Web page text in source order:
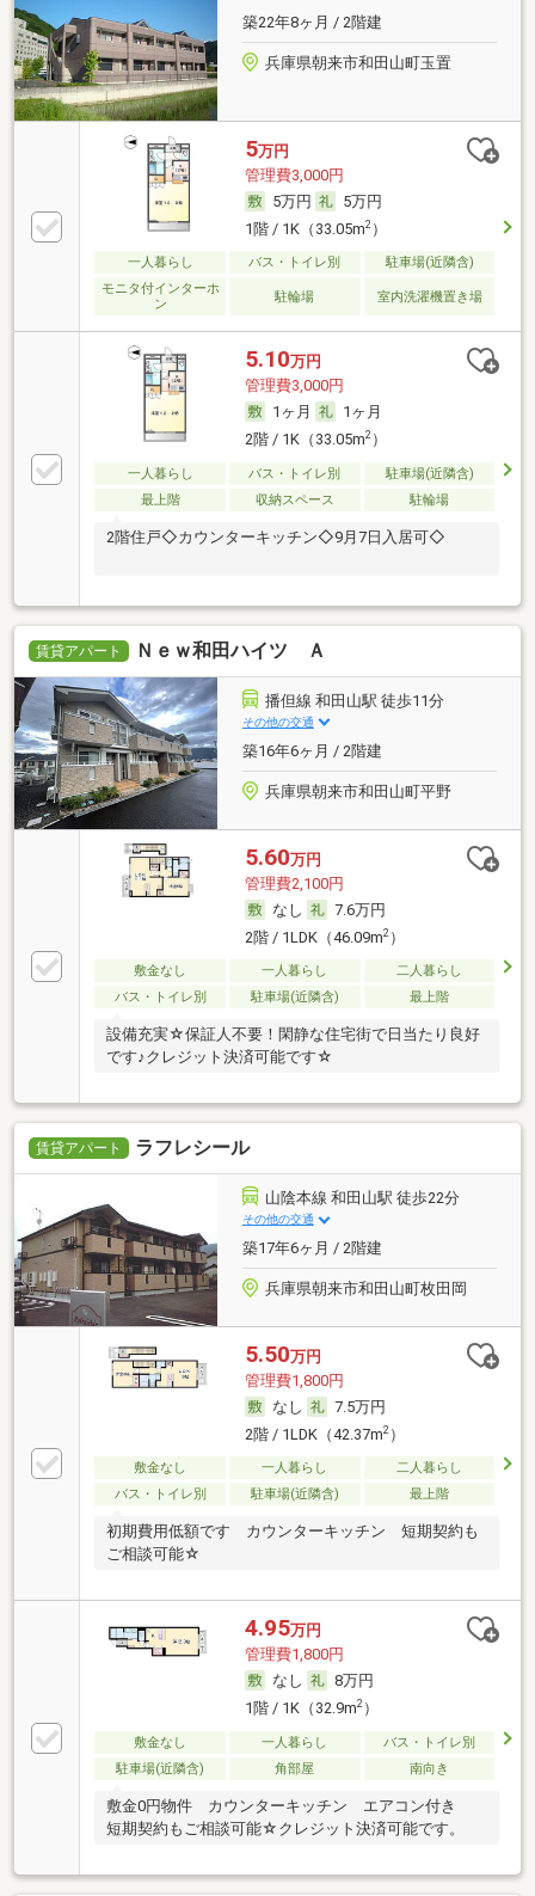
築22年8ヶ月 / 2階建
兵庫県朝来市和田山町玉置
5万円
管理費3,000円
5万円
5万円
1階 / 1K（33.05m2）
一人暮らし バス・トイレ別
駐車場(近隣含)
モニタ付インターホ
ン
駐輪場 室内洗濯機置き場
5.10万円
管理費3,000円
1ヶ月
1ヶ月
2階 / 1K（33.05m2）
一人暮らし バス・トイレ別
駐車場(近隣含)
最上階
収納スペース 駐輪場
2階住戸◇カウンターキッチン◇9月7日入居可◇
賃貸アパート Ｎｅｗ和田ハイツ Ａ
播但線 和田山駅 徒歩11分
その他の交通
築16年6ヶ月 / 2階建
兵庫県朝来市和田山町平野
5.60万円
管理費2,100円
なし
7.6万円
2階 / 1LDK（46.09m2）
敷金なし 一人暮らし
二人暮らし
バス・トイレ別
駐車場(近隣含) 最上階
設備充実☆保証人不要！閑静な住宅街で日当たり良好
です♪クレジット決済可能です☆
賃貸アパート ラフレシール
山陰本線 和田山駅 徒歩22分
その他の交通
築17年6ヶ月 / 2階建
兵庫県朝来市和田山町枚田岡
5.50万円
管理費1,800円
なし
7.5万円
2階 / 1LDK（42.37m2）
敷金なし 一人暮らし
二人暮らし
バス・トイレ別
駐車場(近隣含) 最上階
初期費用低額です カウンターキッチン 短期契約も
ご相談可能☆
4.95万円
管理費1,800円
なし
8万円
1階 / 1K（32.9m2）
敷金なし 一人暮らし
バス・トイレ別
駐車場(近隣含)
角部屋 南向き
敷金0円物件 カウンターキッチン エアコン付き
短期契約もご相談可能☆クレジット決済可能です。